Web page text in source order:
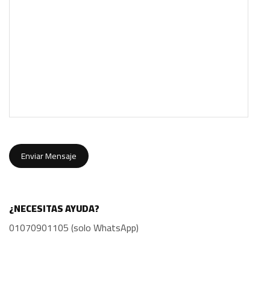
¿NECESITAS AYUDA?
01070901105 (solo WhatsApp)